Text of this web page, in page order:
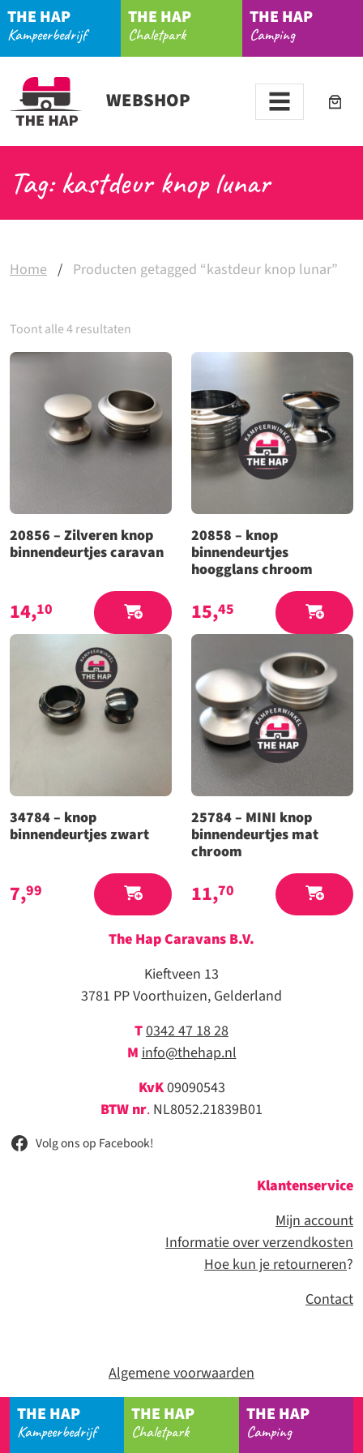
THE HAP
Kampeerbedrijf
THE HAP
Chaletpark
THE HAP
Camping
WEBSHOP
Tag: kastdeur knop lunar
Home / Producten getagged “kastdeur knop lunar”
Toont alle 4 resultaten
20856 – Zilveren knop
binnendeurtjes caravan
14,10
20858 – knop
binnendeurtjes
hoogglans chroom
15,45
34784 – knop
binnendeurtjes zwart
7,99
25784 – MINI knop
binnendeurtjes mat
chroom
11,70
The Hap Caravans B.V.
Kieftveen 13
3781 PP Voorthuizen, Gelderland
T0342 47 18 28
Minfo@thehap.nl
KvK09090543
BTW nr. NL8052.21839B01
Volg ons op Facebook!
Klantenservice
Mijn account
Informatie over verzendkosten
Hoe kun je retourneren?
Contact
Algemene voorwaarden
THE HAP
Kampeerbedrijf
THE HAP
Chaletpark
THE HAP
Camping